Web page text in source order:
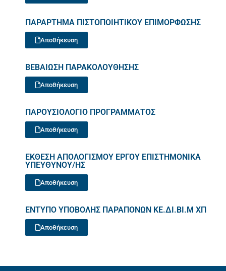
ΠΑΡΑΡΤΗΜΑ ΠΙΣΤΟΠΟΙΗΤΙΚΟΥ ΕΠΙΜΟΡΦΩΣΗΣ
Αποθήκευση
ΒΕΒΑΙΩΣΗ ΠΑΡΑΚΟΛΟΥΘΗΣΗΣ
Αποθήκευση
ΠΑΡΟΥΣΙΟΛΟΓΙΟ ΠΡΟΓΡΑΜΜΑΤΟΣ
Αποθήκευση
ΕΚΘΕΣΗ ΑΠΟΛΟΓΙΣΜΟΥ ΕΡΓΟΥ ΕΠΙΣΤΗΜΟΝΙΚΑ
ΥΠΕΥΘΥΝΟΥ/ΗΣ
Αποθήκευση
ΕΝΤΥΠΟ ΥΠΟΒΟΛΗΣ ΠΑΡΑΠΟΝΩΝ ΚΕ.ΔΙ.ΒΙ.Μ ΧΠ
Αποθήκευση